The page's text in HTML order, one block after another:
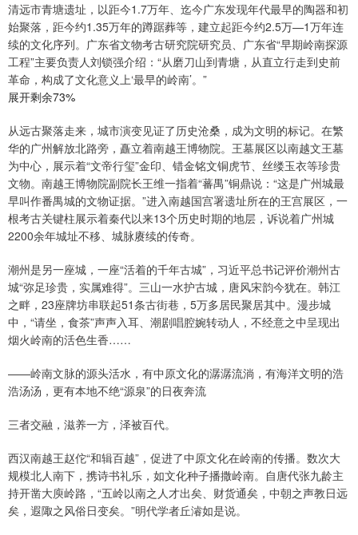
清远市青塘遗址，以距今1.7万年、迄今广东发现年代最早的陶器和初
始聚落，距今约1.35万年的蹲踞葬等，建立起距今约2.5万—1万年连
续的文化序列。广东省文物考古研究院研究员、广东省“早期岭南探源
工程”主要负责人刘锁强介绍：“从磨刀山到青塘，从直立行走到史前
革命，构成了文化意义上‘最早的岭南’。”
展开剩余73%
从远古聚落走来，城市演变见证了历史沧桑，成为文明的标记。在繁
华的广州解放北路旁，矗立着南越王博物院。王墓展区以南越文王墓
为中心，展示着“文帝行玺”金印、错金铭文铜虎节、丝缕玉衣等珍贵
文物。南越王博物院副院长王维一指着“蕃禺”铜鼎说：“这是广州城最
早叫作番禺城的文物证据。”进入南越国宫署遗址所在的王宫展区，一
根考古关键柱展示着秦代以来13个历史时期的地层，诉说着广州城
2200余年城址不移、城脉赓续的传奇。
潮州是另一座城，一座“活着的千年古城”，习近平总书记评价潮州古
城“弥足珍贵，实属难得”。三山一水护古城，唐风宋韵今犹在。韩江
之畔，23座牌坊串联起51条古街巷，5万多居民聚居其中。漫步城
中，“请坐，食茶”声声入耳、潮剧唱腔婉转动人，不经意之中呈现出
烟火岭南的活色生香……
——岭南文脉的源头活水，有中原文化的潺潺流淌，有海洋文明的浩
浩汤汤，更有本地不绝“源泉”的日夜奔流
三者交融，滋养一方，泽被百代。
西汉南越王赵佗“和辑百越”，促进了中原文化在岭南的传播。数次大
规模北人南下，携诗书礼乐，如文化种子播撒岭南。自唐代张九龄主
持开凿大庾岭路，“五岭以南之人才出矣、财货通矣，中朝之声教日远
矣，遐陬之风俗日变矣。”明代学者丘濬如是说。